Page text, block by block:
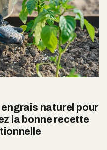
naturel pour
la bonne recette